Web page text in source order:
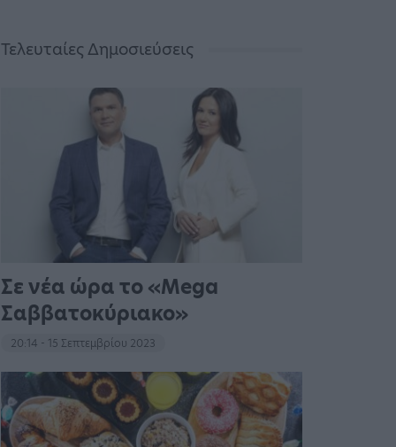
Τελευταίες Δημοσιεύσεις
Σε νέα ώρα το «Mega
Σαββατοκύριακο»
20:14 - 15 Σεπτεμβρίου 2023